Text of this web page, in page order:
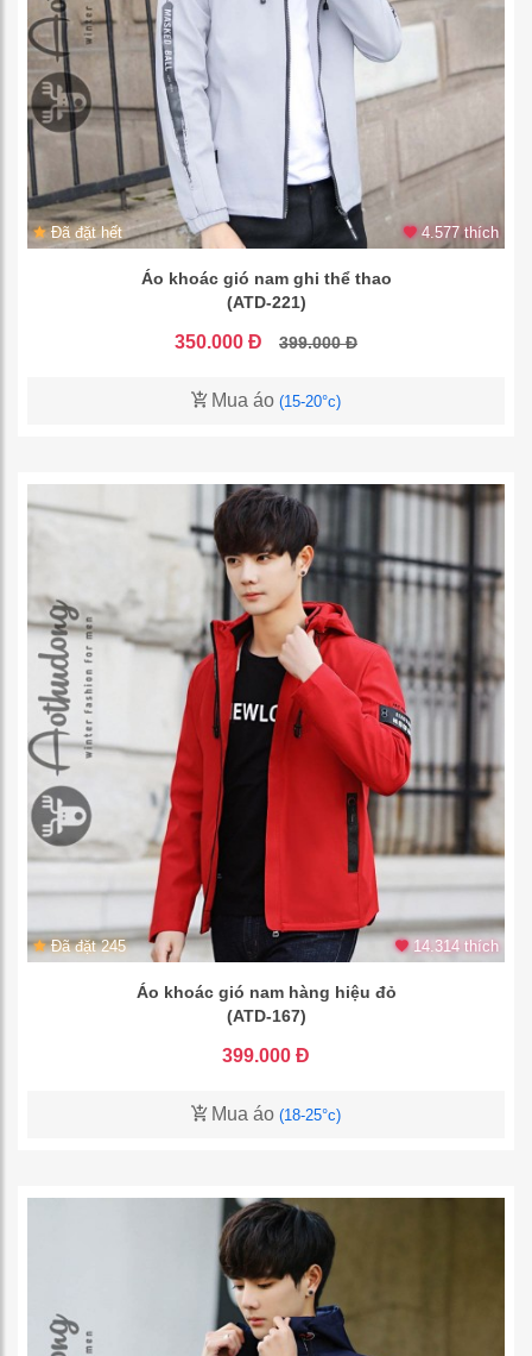
Đã đặt hết 4.577 thích
Áo khoác gió nam ghi thể thao
(ATD-221)
350.000 Đ 399.000 Đ
Mua áo (15-20°c)
Đã đặt 245 14.314 thích
Áo khoác gió nam hàng hiệu đỏ
(ATD-167)
399.000 Đ
Mua áo (18-25°c)